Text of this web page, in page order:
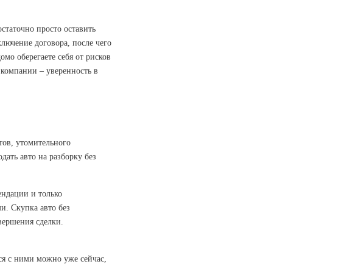
просто оставить
договора, после чего
оберегаете себя от рисков
– уверенность в
утомительного
авто на разборку без
и только
Скупка авто без
сделки.
с ними можно уже сейчас,